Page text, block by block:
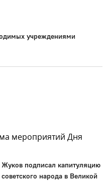
учреждениями
мероприятий Дня
подписал капитуляцию
народа в Великой